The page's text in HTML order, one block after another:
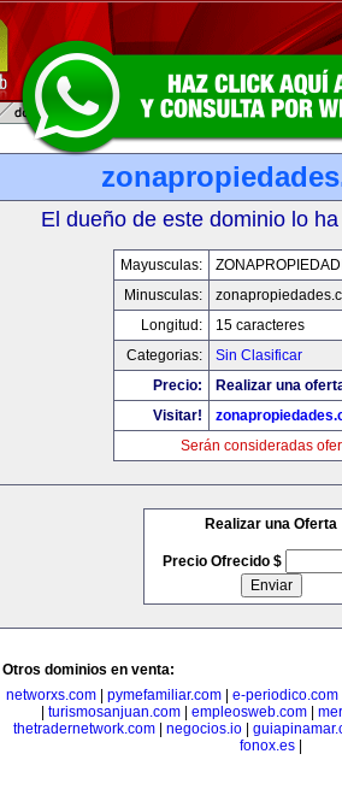
El dueño de este dominio lo
Mayusculas:
Minusculas:
Longitud:
15 caracteres
Categorias:
Sin Clasificar
Precio:
Realizar una
Visitar!
Serán consideradas
Realizar una Oferta
Precio Ofrecido $
Otros dominios en venta:
networxs.com| pymefamiliar.com| e-periodico.com
turismosanjuan.com| empleosweb.com|
thetradernetwork.com
negocios.io
fonox.es